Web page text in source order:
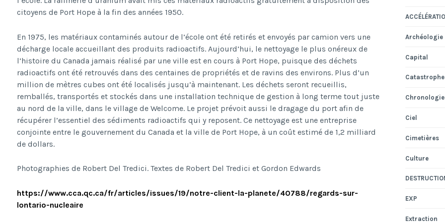
citoyens de Port Hope à la fin des années 1950.
En 1975, les matériaux contaminés autour de l’école ont été retirés et envoyés par camion vers une
décharge locale accueillant des produits radioactifs. Aujourd’hui, le nettoyage le plus onéreux de
l’histoire du Canada jamais réalisé par une ville est en cours à Port Hope, puisque des déchets
radioactifs ont été retrouvés dans des centaines de propriétés et de ravins des environs. Plus d’un
million de mètres cubes ont été localisés jusqu’à maintenant. Les déchets seront recueillis,
remballés, transportés et stockés dans une installation technique de gestion à long terme tout juste
au nord de la ville, dans le village de Welcome. Le projet prévoit aussi le dragage du port afin de
récupérer l’essentiel des sédiments radioactifs qui y reposent. Ce nettoyage est une entreprise
conjointe entre le gouvernement du Canada et la ville de Port Hope, à un coût estimé de 1,2 milliard
de dollars.
Photographies de Robert Del Tredici. Textes de Robert Del Tredici et Gordon Edwards
https://www.cca.qc.ca/fr/articles/issues/19/notre-client-la-planete/40788/regards-sur-
lontario-nucleaire
Archéologie
Capital
Catastrophe
Ciel
Cimetières
Culture
EXP
Extraction